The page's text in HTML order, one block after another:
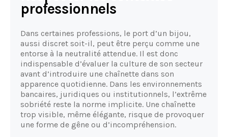
professionnels
Dans certaines professions, le port d’un bijou,
aussi discret soit-il, peut être perçu comme une
entorse à la neutralité attendue. Il est donc
indispensable d’évaluer la culture de son secteur
avant d’introduire une chaînette dans son
apparence quotidienne. Dans les environnements
bancaires, juridiques ou institutionnels, l’extrême
sobriété reste la norme implicite. Une chaînette
trop visible, même élégante, risque de provoquer
une forme de gêne ou d’incompréhension.